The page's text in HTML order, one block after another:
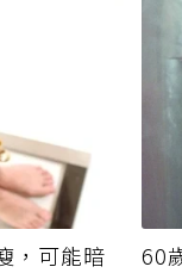
，可能暗
60